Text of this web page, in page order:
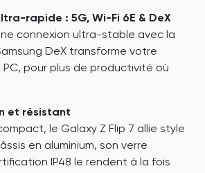
rapide : 5G, Wi-Fi 6E & DeX
connexion ultra-stable avec la
DeX transforme votre
pour plus de productivité où
et résistant
le Galaxy Z Flip 7 allie style
en aluminium, son verre
IP48 le rendent à la fois